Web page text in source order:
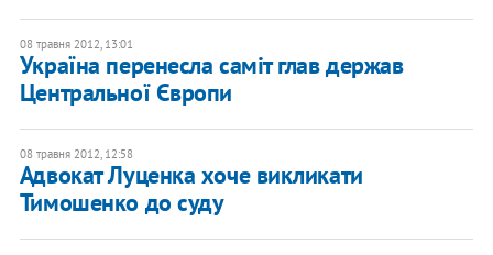
08 травня 2012, 13:01
Україна перенесла саміт глав держав
Центральної Європи
08 травня 2012, 12:58
Адвокат Луценка хоче викликати
Тимошенко до суду